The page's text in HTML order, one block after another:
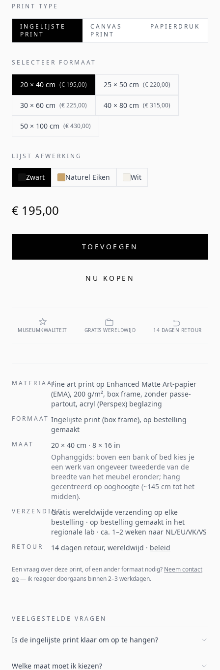
PRINT TYPE
INGELIJSTE
PRINT
CANVAS
PRINT
PAPIERDRUK
SELECTEER FORMAAT
20 × 40 cm (€ 195,00) 25 × 50 cm (€ 220,00)
30 × 60 cm (€ 225,00) 40 × 80 cm (€ 315,00)
50 × 100 cm (€ 430,00)
LIJST AFWERKING
Zwart Naturel Eiken Wit
€ 195,00
TOEVOEGEN
NU KOPEN
MUSEUMKWALITEIT GRATIS WERELDWIJD 14 DAGEN RETOUR
MATERIAALFine art print op Enhanced Matte Art-papier
(EMA), 200 g/m², box frame, zonder passe-
partout, acryl (Perspex) beglazing
FORMAAT Ingelijste print (box frame), op bestelling
gemaakt
MAAT 20 × 40 cm · 8 × 16 in
Ophanggids: boven een bank of bed kies je
een werk van ongeveer tweederde van de
breedte van het meubel eronder; hang
gecentreerd op ooghoogte (~145 cm tot het
midden).
VERZENDINGGratis wereldwijde verzending op elke
bestelling · op bestelling gemaakt in het
regionale lab · ca. 1–2 weken naar NL/EU/VK/VS
RETOUR 14 dagen retour, wereldwijd · beleid
Een vraag over deze print, of een ander formaat nodig? Neem contact
op— ik reageer doorgaans binnen 2–3 werkdagen.
VEELGESTELDE VRAGEN
Is de ingelijste print klaar om op te hangen?
Welke maat moet ik kiezen?